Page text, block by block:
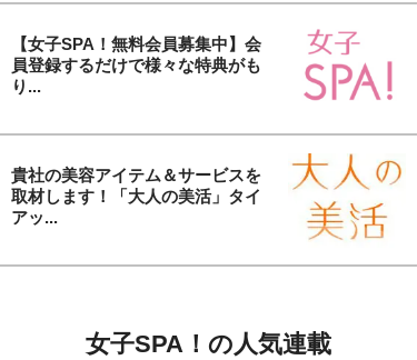
【女子SPA！無料会員募集中】会
員登録するだけで様々な特典がも
り...
貴社の美容アイテム＆サービスを
取材します！「大人の美活」タイ
アッ...
女子SPA！の人気連載